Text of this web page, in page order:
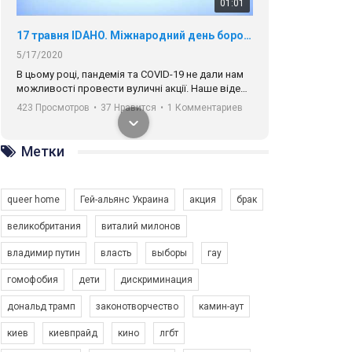
01:01
17 травня IDAHO. Міжнародний день боротьби з гомофобією трансфобією і біфобія.
5/17/2020
В цьому році, пандемія та COVІD-19 не дали нам
можливості провести вуличні акції. Наше відео-
звернення про те, що навіть коли ми у різних
містах та не можемо зустрінеться, ми разом. Ми
закликаємо всіх хто поділяє цінності рівності та
солідарності, приєднатися до нас. Регіональні
підрозділи ГАУ є в 16 областях України.
423 Просмотров • 37 Нравится • 1 Комментариев
Зупинимо насильство проти ЛГБТ в Україні! Stop violence against LGBT in Ukraine!
Емоційний та вражаючий промо-ролік на
Метки
queer home Гей-альянс Украина акция брак
великобритания виталий милонов
владимир путин власть выборы гау
гомофобия дети дискриминация
дональд трамп законотворчество камин-аут
киев киевпрайд кино лгбт